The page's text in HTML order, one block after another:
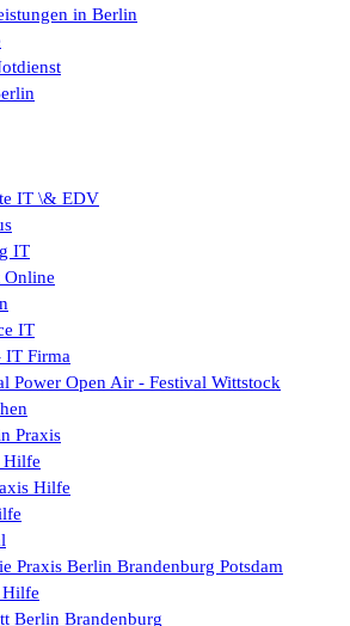
in Berlin
IT \& EDV
IT
Online
IT
IT Firma
Power Open Air - Festival Wittstock
Praxis
Hilfe
Hilfe
Praxis Berlin Brandenburg Potsdam
Hilfe
Berlin Brandenburg